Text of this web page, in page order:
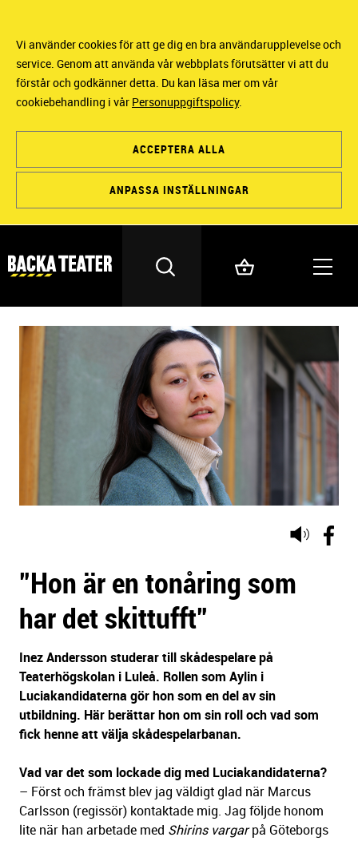
Vi använder cookies för att ge dig en bra användarupplevelse och
service. Genom att använda vår webbplats förutsätter vi att du
förstår och godkänner detta. Du kan läsa mer om vår
cookiebehandling i vår Personuppgiftspolicy.
ACCEPTERA ALLA
ANPASSA INSTÄLLNINGAR
Lyssna
”Hon är en tonåring som
har det skittufft”
Inez Andersson studerar till skådespelare på
Teaterhögskolan i Luleå. Rollen som Aylin i
Luciakandidaterna gör hon som en del av sin
utbildning. Här berättar hon om sin roll och vad som
fick henne att välja skådespelarbanan.
Vad var det som lockade dig med Luciakandidaterna?
– Först och främst blev jag väldigt glad när Marcus
Carlsson (regissör) kontaktade mig. Jag följde honom
lite när han arbetade med Shirins vargarpå Göteborgs